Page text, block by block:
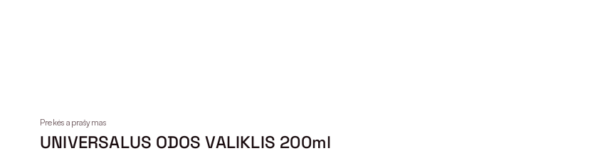
Prekės aprašymas
UNIVERSALUS ODOS VALIKLIS 200ml